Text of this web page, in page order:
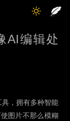
AI编辑处
，拥有多种智能
图片不那么模糊